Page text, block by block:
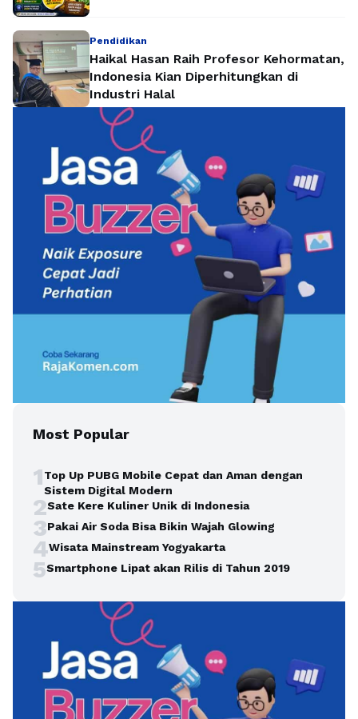
Pendidikan
Haikal Hasan Raih Profesor Kehormatan,
Indonesia Kian Diperhitungkan di
Industri Halal
Most Popular
1Top Up PUBG Mobile Cepat dan Aman dengan
Sistem Digital Modern
2Sate Kere Kuliner Unik di Indonesia
3Pakai Air Soda Bisa Bikin Wajah Glowing
4Wisata Mainstream Yogyakarta
5Smartphone Lipat akan Rilis di Tahun 2019